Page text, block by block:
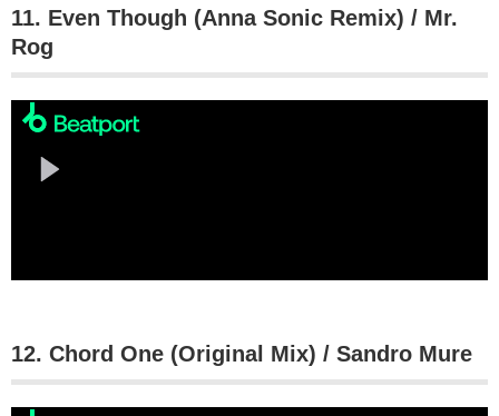
11. Even Though (Anna Sonic Remix) / Mr.
Rog
12. Chord One (Original Mix) / Sandro Mure